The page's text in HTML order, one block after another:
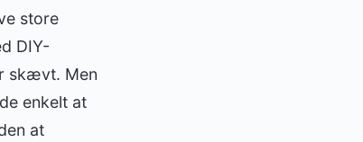
store
DIY-
skævt. Men
enkelt at
at